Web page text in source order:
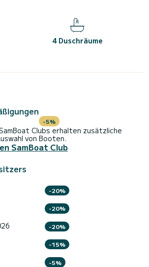
4 Duschräume
-5%
Clubs erhalten zusätzliche
von Booten.
SamBoat Club
-20%
-20%
-20%
-15%
-5%